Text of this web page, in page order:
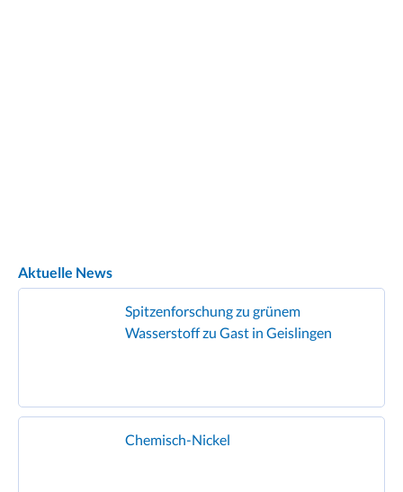
Aktuelle News
Spitzenforschung zu grünem
Wasserstoff zu Gast in Geislingen
Chemisch-Nickel